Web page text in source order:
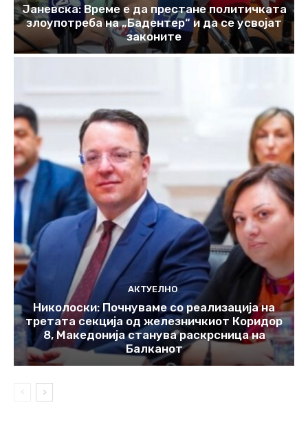
Јаневска: Време е да престане политичката
злоупотреба на „Бадентер“ и да се усвојат
законите
АКТУЕЛНО
Николоски: Почнуваме со реализација на
третата секција од железничкиот Коридор
8, Македонија станува раскрсница на
Балканот